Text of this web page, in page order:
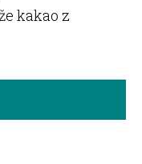
kakao z